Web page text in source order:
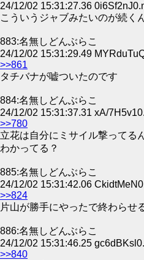
24/12/02 15:31:27.36
こういうジャブみたいのが続く
883:名無しどんぶらこ
24/12/02 15:31:29.49
>>861
タチバナが嘘ついたのです
884:名無しどんぶらこ
24/12/02 15:31:37.31 xA/
>>780
立花は自分にミサイル撃ってる
わかってる？
885:名無しどんぶらこ
24/12/02 15:31:42.06
>>824
片山が勝手にやったで終わらせ
886:名無しどんぶらこ
24/12/02 15:31:46.25
>>840